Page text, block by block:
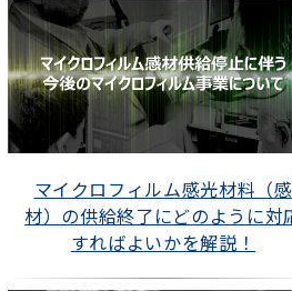
マイクロフィルム感光材料（感
材）の供給終了にどのように対
すればよいかを解説！